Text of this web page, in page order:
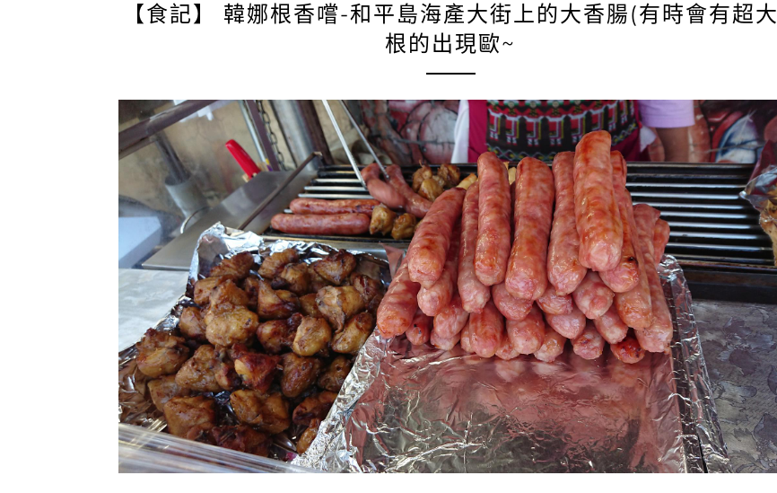
【食記】 韓娜根香嚐-和平島海產大街上的大香腸(有時會有超大
根的出現歐~